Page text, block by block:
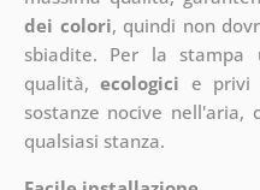
dei colori, quindi non
sbiadite. Per la stampa
qualità,ecologici e privi
sostanze nocive nell'aria,
qualsiasi stanza.